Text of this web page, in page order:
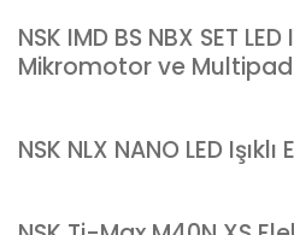
NSK IMD BS NBX SET
Mikromotor ve
NSK NLX NANO LED